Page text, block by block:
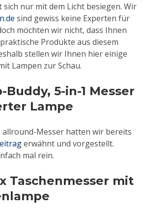
nur mit dem Licht besiegen. Wir
sind gewiss keine Experten für
möchten wir nicht, dass Ihnen
Produkte aus diesem
stellen wir Ihnen hier einige
Lampen zur Schau.
Buddy, 5-in-1 Messer
Lampe
allround-Messer hatten wir bereits
erwähnt und vorgestellt.
mal rein.
Taschenmesser mit